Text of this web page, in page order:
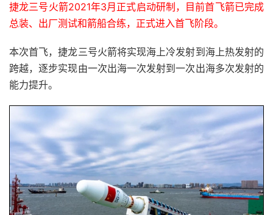
捷龙三号火箭2021年3月正式启动研制，目前首飞箭已完成
总装、出厂测试和箭船合练，正式进入首飞阶段。
本次首飞，捷龙三号火箭将实现海上冷发射到海上热发射的
跨越，逐步实现由一次出海一次发射到一次出海多次发射的
能力提升。